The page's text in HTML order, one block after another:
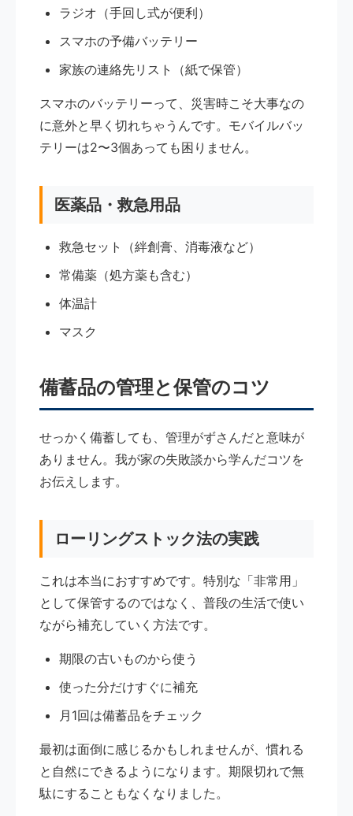
ラジオ（手回し式が便利）
スマホの予備バッテリー
家族の連絡先リスト（紙で保管）
スマホのバッテリーって、災害時こそ大事なの
に意外と早く切れちゃうんです。モバイルバッ
テリーは2〜3個あっても困りません。
医薬品・救急用品
救急セット（絆創膏、消毒液など）
常備薬（処方薬も含む）
体温計
マスク
備蓄品の管理と保管のコツ
せっかく備蓄しても、管理がずさんだと意味が
ありません。我が家の失敗談から学んだコツを
お伝えします。
ローリングストック法の実践
これは本当におすすめです。特別な「非常用」
として保管するのではなく、普段の生活で使い
ながら補充していく方法です。
期限の古いものから使う
使った分だけすぐに補充
月1回は備蓄品をチェック
最初は面倒に感じるかもしれませんが、慣れる
と自然にできるようになります。期限切れで無
駄にすることもなくなりました。